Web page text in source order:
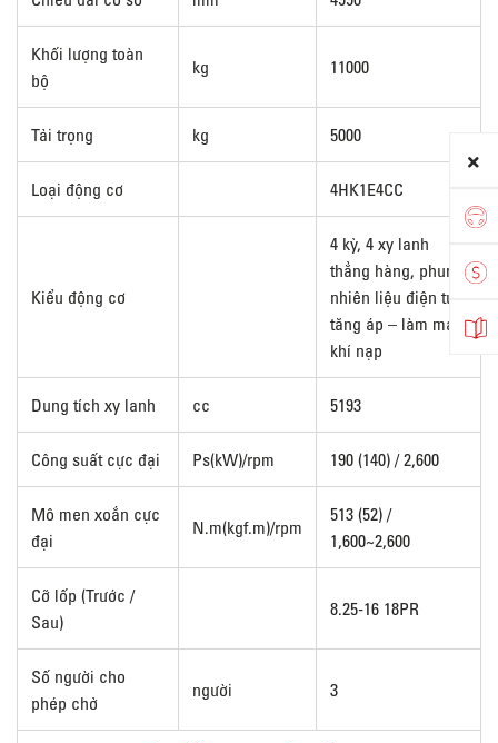
Khối lượng toàn
bộ
kg 11000
Tải trọng kg 5000
Loại động cơ 4HK1E4CC
Kiểu động cơ
4 kỳ, 4 xy lanh
thẳng hàng, phun
nhiên liệu điện tử,
tăng áp – làm mát
khí nạp
Dung tích xy lanh cc 5193
Công suất cực đại Ps(kW)/rpm 190 (140) / 2,600
Mô men xoắn cực
đại
N.m(kgf.m)/rpm
513 (52) /
1,600~2,600
Cỡ lốp (Trước /
Sau)
8.25-16 18PR
Số người cho
phép chở
người 3